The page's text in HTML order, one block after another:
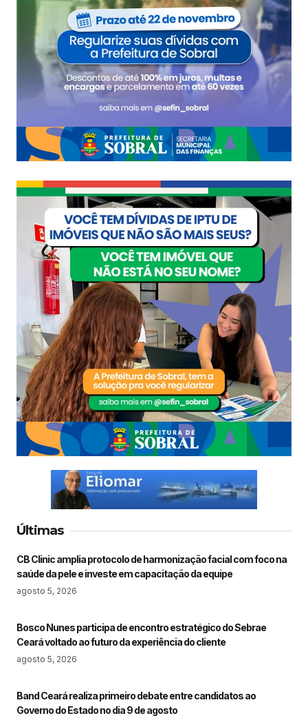
Últimas
CB Clinic amplia protocolo de harmonização facial com foco na
saúde da pele e investe em capacitação da equipe
agosto 5, 2026
Bosco Nunes participa de encontro estratégico do Sebrae
Ceará voltado ao futuro da experiência do cliente
agosto 5, 2026
Band Ceará realiza primeiro debate entre candidatos ao
Governo do Estado no dia 9 de agosto